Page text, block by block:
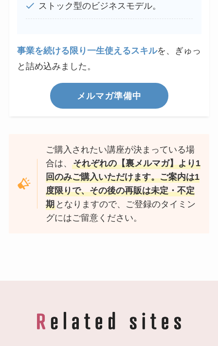
ストック型のビジネスモデル。
事業を続ける限り一生使えるスキルを、ぎゅっ
と詰め込みました。
メルマガ準備中
ご購入されたい講座が決まっている場
合は、それぞれの【裏メルマガ】より1
回のみご購入いただけます。ご案内は1
度限りで、その後の再販は未定・不定
期 となりますので、ご登録のタイミン
グにはご留意ください。